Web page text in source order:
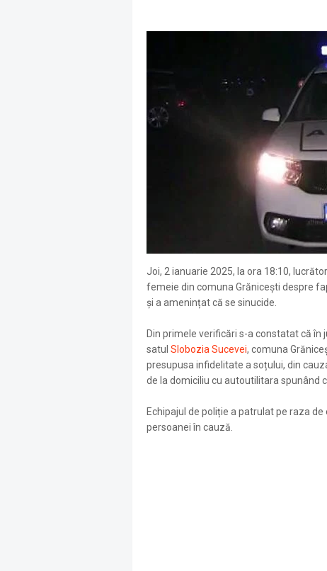
Joi, 2 ianuarie 2025, la ora 18:10,
femeie din comuna Grănicești despre
și a amenințat că se sinucide.
Din primele verificări s-a constatat că în
satul Slobozia Sucevei, comuna
presupusa infidelitate a soțului, din
de la domiciliu cu autoutilitara spunând
Echipajul de poliție a patrulat pe raza
persoanei în cauză.